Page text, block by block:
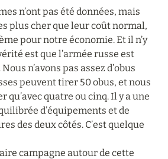
n’ont pas été données, mais
plus cher que leur coût normal,
pour notre économie. Et il n’y
est que l’armée russe est
n’avons pas assez d’obus
peuvent tirer 50 obus, et nous
qu’avec quatre ou cinq. Il y a une
d’équipements et de
des deux côtés. C’est quelque
campagne autour de cette